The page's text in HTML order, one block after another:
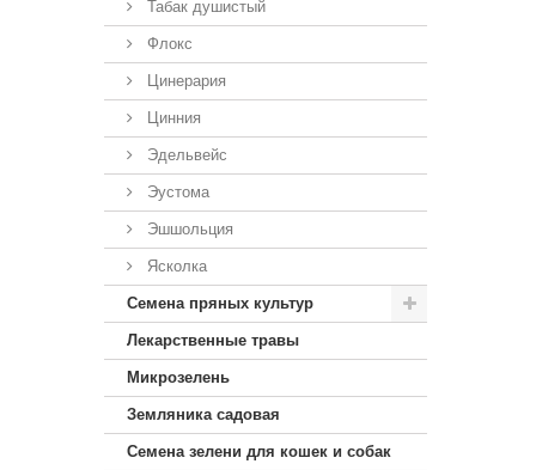
Табак душистый
Флокс
Цинерария
Цинния
Эдельвейс
Эустома
Эшшольция
Ясколка
Семена пряных культур
Лекарственные травы
Микрозелень
Земляника садовая
Семена зелени для кошек и собак